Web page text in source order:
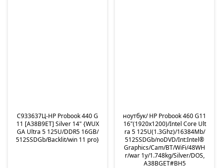
C933637Ц-HP Probook 440 G
11 [A38B9ET] Silver 14" {WUX
GA Ultra 5 125U/DDR5 16GB/
512SSDGb/Backlit/win 11 pro}
ноутбук/ HP Probook 460 G11
16"(1920x1200)/Intel Core Ult
ra 5 125U(1.3Ghz)/16384Mb/
512SSDGb/noDVD/Int:Intel®
Graphics/Cam/BT/WiFi/48WH
r/war 1y/1.748kg/Silver/DOS,
A38BGET#BH5